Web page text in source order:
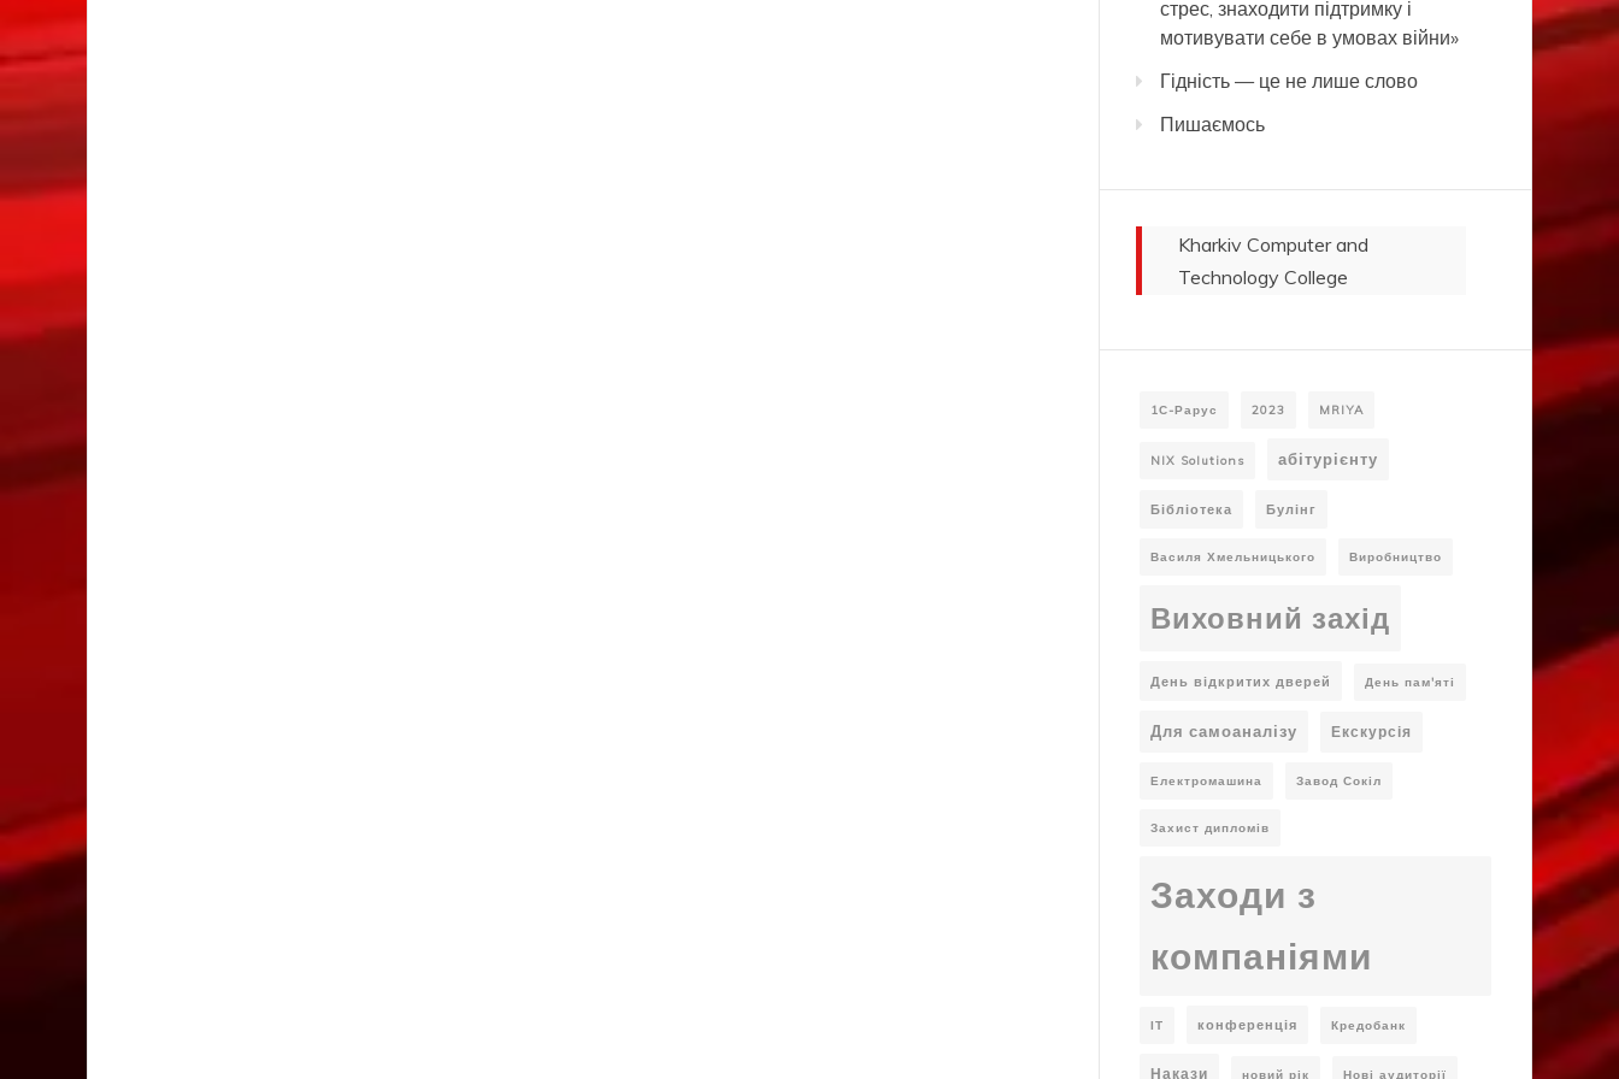
стрес, знаходити підтримку і
мотивувати себе в умовах війни»
Гідність — це не лише слово
Пишаємось
Kharkiv Computer and
Technology College
1С-Рарус 2023 MRIYA
NIX Solutions абітурієнту
Бібліотека Булінг
Василя Хмельницького Виробництво
Виховний захід
День відкритих дверей День пам'яті
Для самоаналізу Екскурсія
Електромашина Завод Сокіл
Захист дипломів
Заходи з
компаніями
ІТ конференція Кредобанк
Накази новий рік Нові аудиторії